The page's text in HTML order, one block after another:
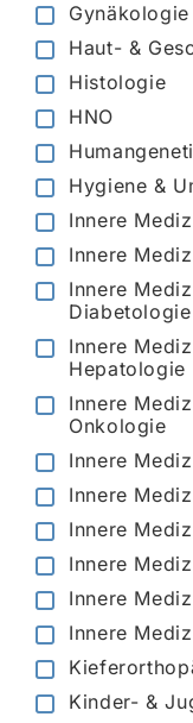
Haut- &
Histologie
HNO
Hygiene &
Innere
Innere
Innere
Diabetologie
Innere
Hepatologie
Innere
Onkologie
Innere
Innere
Innere
Innere
Innere
Innere
Kinder- &